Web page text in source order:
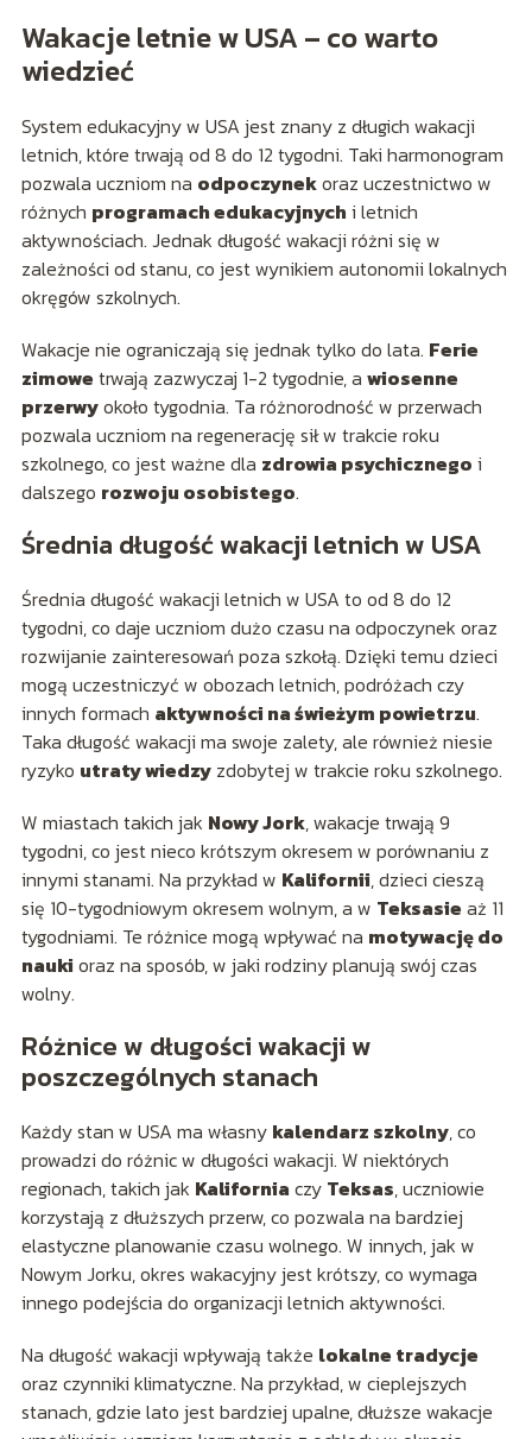
Wakacje letnie w USA – co warto
wiedzieć
System edukacyjny w USA jest znany z długich wakacji
letnich, które trwają od 8 do 12 tygodni. Taki harmonogram
pozwala uczniom na odpoczynekoraz uczestnictwo w
różnych programach edukacyjnych i letnich
aktywnościach. Jednak długość wakacji różni się w
zależności od stanu, co jest wynikiem autonomii lokalnych
okręgów szkolnych.
Wakacje nie ograniczają się jednak tylko do lata. Ferie
zimowe trwają zazwyczaj 1-2 tygodnie, a wiosenne
przerwyokoło tygodnia. Ta różnorodność w przerwach
pozwala uczniom na regenerację sił w trakcie roku
szkolnego, co jest ważne dla zdrowia psychicznego i
dalszego rozwoju osobistego.
Średnia długość wakacji letnich w USA
Średnia długość wakacji letnich w USA to od 8 do 12
tygodni, co daje uczniom dużo czasu na odpoczynek oraz
rozwijanie zainteresowań poza szkołą. Dzięki temu dzieci
mogą uczestniczyć w obozach letnich, podróżach czy
innych formach aktywności na świeżym powietrzu.
Taka długość wakacji ma swoje zalety, ale również niesie
ryzyko utraty wiedzyzdobytej w trakcie roku szkolnego.
W miastach takich jak Nowy Jork, wakacje trwają 9
tygodni, co jest nieco krótszym okresem w porównaniu z
innymi stanami. Na przykład w Kalifornii, dzieci cieszą
się 10-tygodniowym okresem wolnym, a w Teksasie aż 11
tygodniami. Te różnice mogą wpływać na motywację do
nauki oraz na sposób, w jaki rodziny planują swój czas
wolny.
Różnice w długości wakacji w
poszczególnych stanach
Każdy stan w USA ma własny kalendarz szkolny, co
prowadzi do różnic w długości wakacji. W niektórych
regionach, takich jak Kalifornia czy Teksas, uczniowie
korzystają z dłuższych przerw, co pozwala na bardziej
elastyczne planowanie czasu wolnego. W innych, jak w
Nowym Jorku, okres wakacyjny jest krótszy, co wymaga
innego podejścia do organizacji letnich aktywności.
Na długość wakacji wpływają także lokalne tradycje
oraz czynniki klimatyczne. Na przykład, w cieplejszych
stanach, gdzie lato jest bardziej upalne, dłuższe wakacje